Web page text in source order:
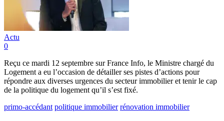
Actu
0
Reçu ce mardi 12 septembre sur France Info, le Ministre chargé du
Logement a eu l’occasion de détailler ses pistes d’actions pour
répondre aux diverses urgences du secteur immobilier et tenir le cap
de la politique du logement qu’il s’est fixé.
primo-accédant politique immobilier rénovation immobilier